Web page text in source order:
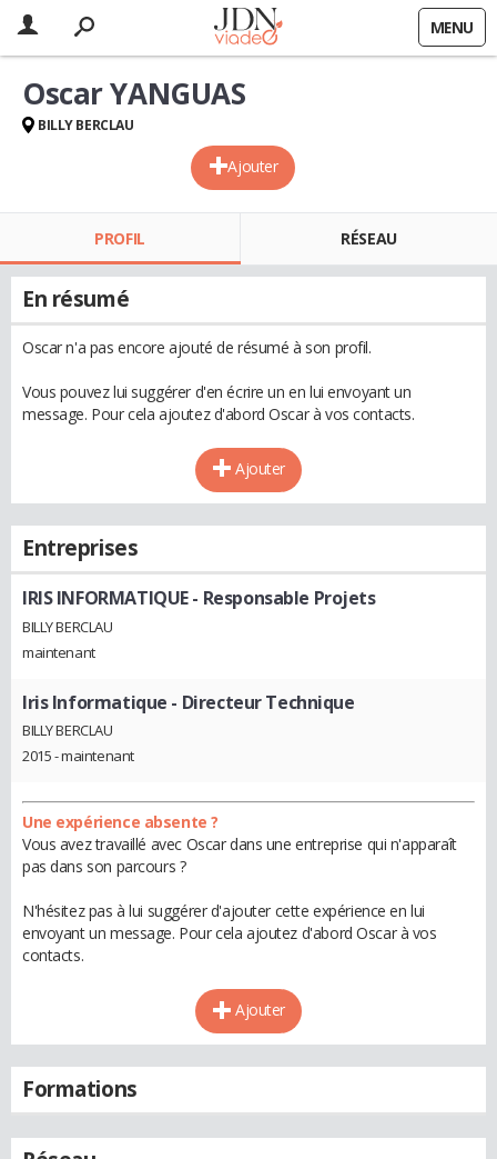
MENU
Ajouter
Oscar YANGUAS
BILLY BERCLAU
PROFIL RÉSEAU
En résumé
Oscar n'a pas encore ajouté de résumé à son profil.
Vous pouvez lui suggérer d'en écrire un en lui envoyant un
message. Pour cela ajoutez d'abord Oscar à vos contacts.
Ajouter
Entreprises
IRIS INFORMATIQUE- Responsable Projets
BILLY BERCLAU
maintenant
Iris Informatique - Directeur Technique
BILLY BERCLAU
2015 - maintenant
Une expérience absente ?
Vous avez travaillé avec Oscar dans une entreprise qui n'apparaît
pas dans son parcours ?
N'hésitez pas à lui suggérer d'ajouter cette expérience en lui
envoyant un message. Pour cela ajoutez d'abord Oscar à vos
contacts.
Ajouter
Formations